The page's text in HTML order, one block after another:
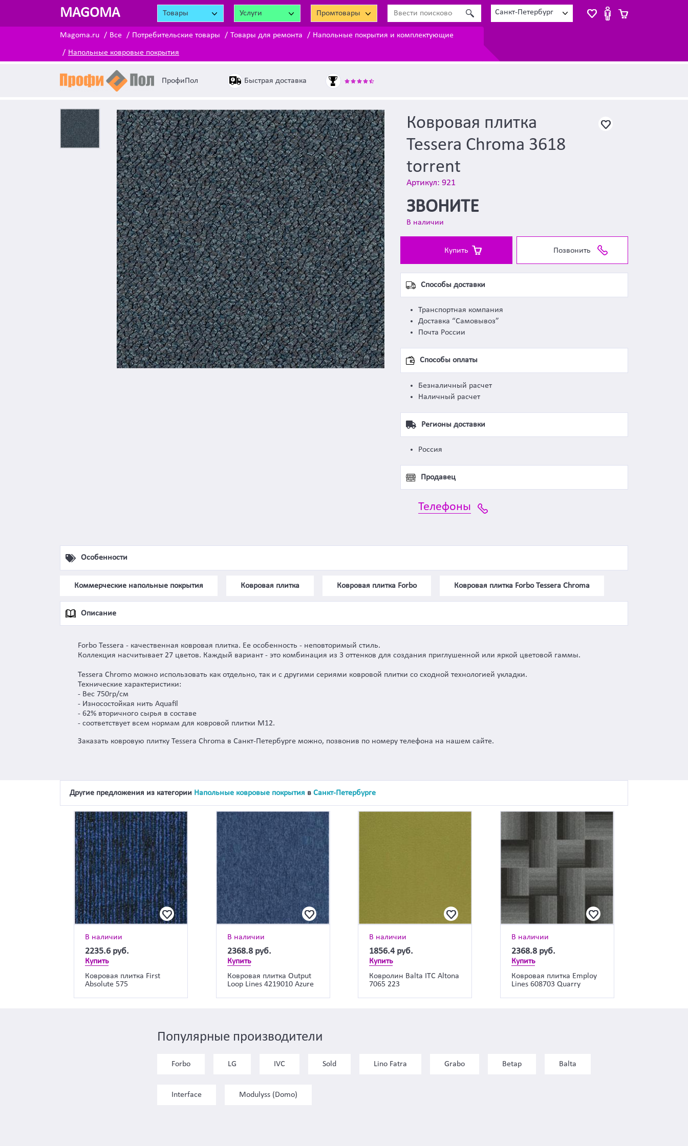
MAGOMA Товары Услуги Промтовары Санкт-Петербург
Magoma.ru Все Потребительские товары Товары для ремонта Напольные покрытия и комплектующие
Напольные ковровые покрытия
ПрофиПол Быстрая доставка
Ковровая плитка
Tessera Chroma 3618
torrent
Артикул: 921
ЗВОНИТЕ
В наличии
Купить Позвонить
Способы доставки
Транспортная компания
Доставка “Самовывоз”
Почта России
Способы оплаты
Безналичный расчет
Наличный расчет
Регионы доставки
Россия
Продавец
Телефоны
Особенности
Коммерческие напольные покрытия Ковровая плитка Ковровая плитка Forbo Ковровая плитка Forbo Tessera Chroma
Описание
Forbo Tessera - качественная ковровая плитка. Ее особенность - неповторимый стиль.
Коллекция насчитывает 27 цветов. Каждый вариант - это комбинация из 3 оттенков для создания приглушенной или яркой цветовой гаммы.
Tessera Chromo можно использовать как отдельно, так и с другими сериями ковровой плитки со сходной технологией укладки.
Технические характеристики:
- Вес 750гр/см
- Износостойкая нить Aquafil
- 62% вторичного сырья в составе
- соответствует всем нормам для ковровой плитки M12.
Заказать ковровую плитку Tessera Chroma в Санкт-Петербурге можно, позвонив по номеру телефона на нашем сайте.
Другие предложения из категории Напольные ковровые покрытия в Санкт-Петербурге
В наличии
2235.6 руб.
Купить
Ковровая плитка First
Absolute 575
В наличии
2368.8 руб.
Купить
Ковровая плитка Output
Loop Lines 4219010 Azure
В наличии
1856.4 руб.
Купить
Ковролин Balta ITC Altona
7065 223
В наличии
2368.8 руб.
Купить
Ковровая плитка Employ
Lines 608703 Quarry
Популярные производители
Forbo LG IVC Sold Lino Fatra Grabo Betap Balta
Interface Modulyss (Domo)